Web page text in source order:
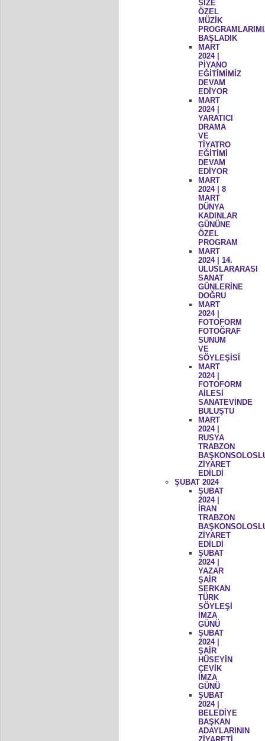
SİZE
ÖZEL
MÜZİK
BAŞLADIK
MART
2024 |
PİYANO
EĞİTİMİMİZ
DEVAM
EDİYOR
MART
2024 |
YARATICI
DRAMA
VE
TİYATRO
EĞİTİMİ
DEVAM
EDİYOR
MART
2024 | 8
MART
DÜNYA
KADINLAR
GÜNÜNE
ÖZEL
PROGRAM
MART
2024 | 14.
ULUSLARARASI
SANAT
GÜNLERİNE
DOĞRU
MART
2024 |
FOTOFORM
FOTOĞRAF
SUNUM
VE
SÖYLEŞİSİ
MART
2024 |
FOTOFORM
AİLESİ
SANATEVİNDE
BULUŞTU
MART
2024 |
RUSYA
TRABZON
ZİYARET
EDİLDİ
ŞUBAT 2024
ŞUBAT
2024 |
İRAN
TRABZON
ZİYARET
EDİLDİ
ŞUBAT
2024 |
YAZAR
ŞAİR
SERKAN
TÜRK
SÖYLEŞİ
İMZA
GÜNÜ
ŞUBAT
2024 |
ŞAİR
HÜSEYİN
ÇEVİK
İMZA
GÜNÜ
ŞUBAT
2024 |
BELEDİYE
BAŞKAN
ADAYLARININ